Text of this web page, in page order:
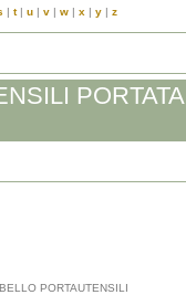
| t| u| v| w| x | y| z
PORTATA
PORTAUTENSILI